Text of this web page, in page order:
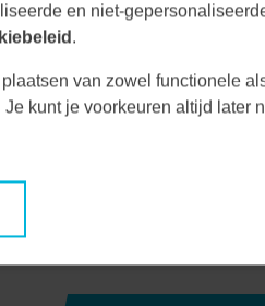
Bij Vecon Engineers
uitdagingen en kansen
Door nauwe
unieke behoeften en
Hierdoor
oplossingen, maar
en niet-
.
van zowel functionele
kunt je voorkeuren altijd later